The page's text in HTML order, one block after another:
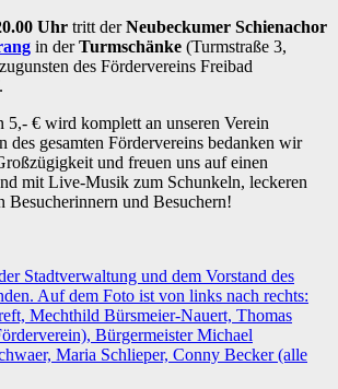
Uhr tritt derNeubeckumer Schienachor
in derTurmschänke (Turmstraße 3,
des Fördervereins Freibad
5,- € wird komplett an unseren Verein
des gesamten Fördervereins bedanken wir
und freuen uns auf einen
mit Live-Musik zum Schunkeln, leckeren
Besucherinnern und Besuchern!